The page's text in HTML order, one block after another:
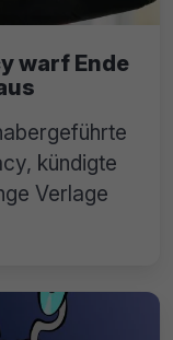
warf Ende
kündigte
Verlage